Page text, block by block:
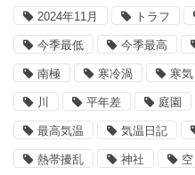
2024年11月 トラフ
今季最低 今季最高
南極 寒冷渦 寒
川 平年差 庭園
最高気温 気温日記
熱帯擾乱 神社 空